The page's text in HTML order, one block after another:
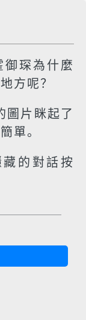
琛為什麼
方呢？
圖片眯起了
單。
的對話按